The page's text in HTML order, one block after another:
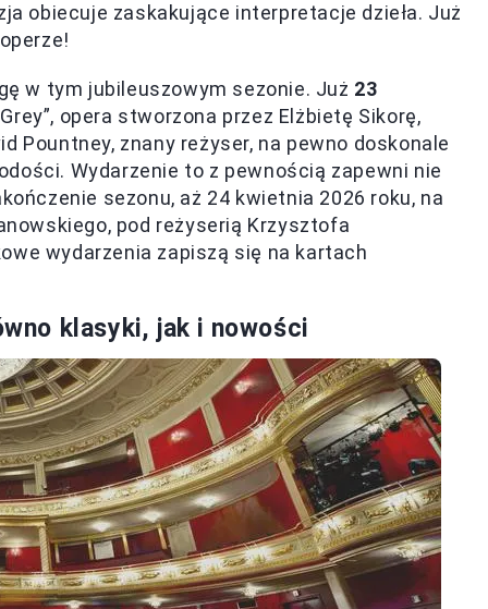
obiecuje zaskakujące interpretacje dzieła. Już
w tym jubileuszowym sezonie. Już 23
opera stworzona przez Elżbietę Sikorę,
Pountney, znany reżyser, na pewno doskonale
Wydarzenie to z pewnością zapewni nie
sezonu, aż 24 kwietnia 2026 roku, na
pod reżyserią Krzysztofa
wydarzenia zapiszą się na kartach
klasyki, jak i nowości